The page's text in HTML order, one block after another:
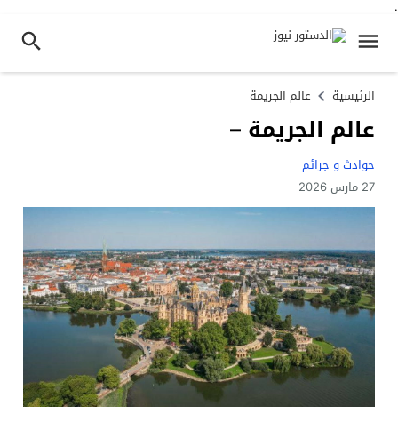
.
الرئيسية عالم الجريمة
عالم الجريمة –
حوادث و جرائم
27 مارس 2026